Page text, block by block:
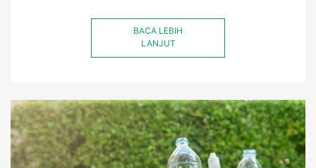
BACA LEBIH
LANJUT